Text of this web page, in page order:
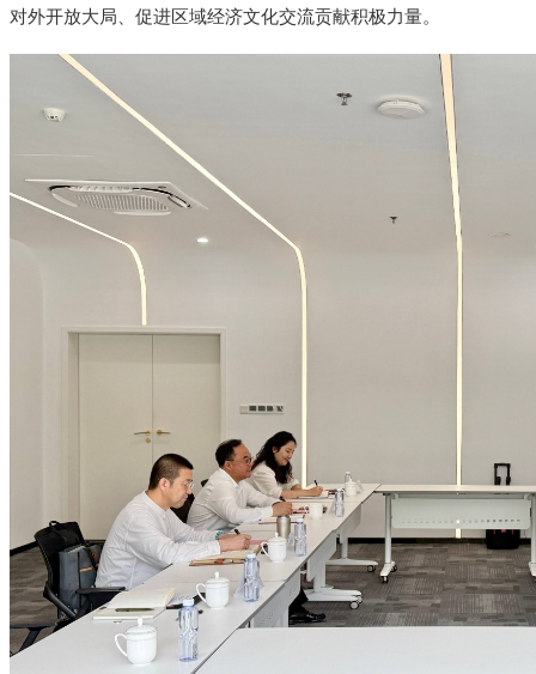
对外开放大局、促进区域经济文化交流贡献积极力量。